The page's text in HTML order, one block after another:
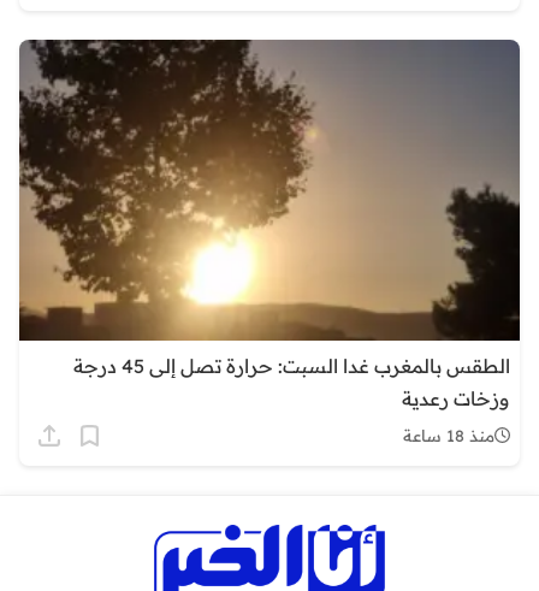
الطقس بالمغرب غدا السبت: حرارة تصل إلى 45 درجة
وزخات رعدية
منذ 18 ساعة